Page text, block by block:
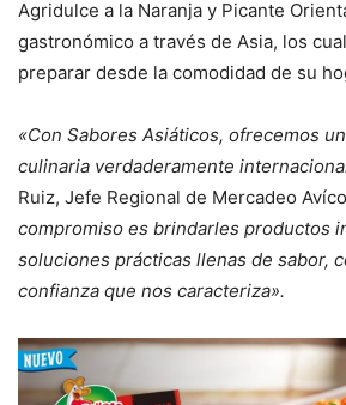
Agridulce a la Naranja y Picante
gastronómico a través de Asia, los
preparar desde la comodidad de su
«Con Sabores Asiáticos, ofrecemos
culinaria verdaderamente
Ruiz, Jefe Regional de Mercadeo
compromiso es brindarles productos
soluciones prácticas llenas de sabor,
confianza que nos caracteriza».